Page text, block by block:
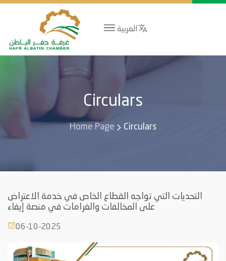
العربية
Circulars
Home Page Circulars
التحديات التي تواجه القطاع الخاص في خدمة الاعتراض
على المخالفات والغرامات في منصة إيفاء
06-10-2025